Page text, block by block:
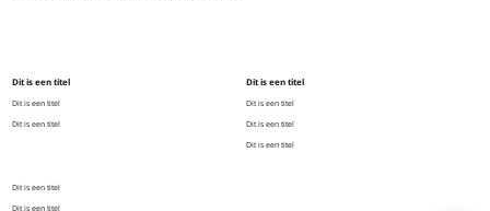
Dit is een titel
Dit is een titel
Dit is een titel
Dit is een titel
Dit is een titel
Dit is een titel
Dit is een titel
Dit is een titel
Dit is een titel